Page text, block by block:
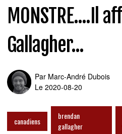
MONSTRE....Il
Gallagher...
Par Marc-André Dubois
Le 2020-08-20
canadiens
brendan
gallagher